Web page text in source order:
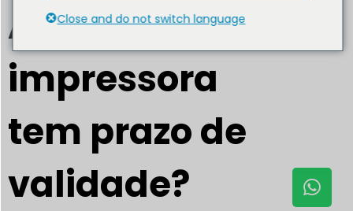
A tinta da
impressora
tem prazo de
validade?
Close and do not switch language